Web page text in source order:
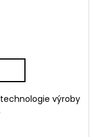
výroby